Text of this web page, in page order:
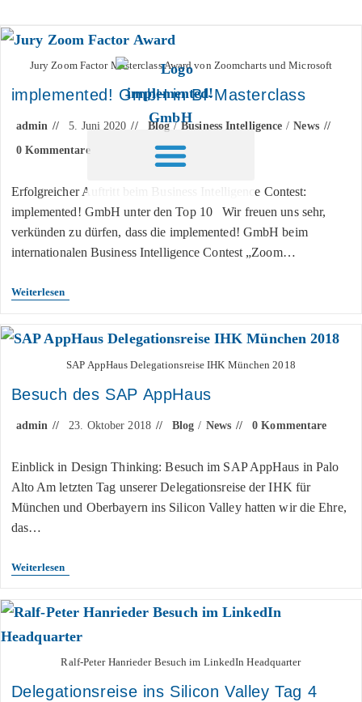
springen
Jury Zoom Factor Masterclass Award von Zoomcharts und Microsoft
implemented! GmbH in BI-Masterclass
admin 5. Juni 2020 Blog / Business Intelligence / News
0 Kommentare
Erfolgreicher Auftritt beim Business Intelligence Contest:
implemented! GmbH unter den Top 10 Wir freuen uns sehr,
verkünden zu dürfen, dass die implemented! GmbH beim
internationalen Business Intelligence Contest „Zoom…
Weiterlesen
SAP AppHaus Delegationsreise IHK München 2018
Besuch des SAP AppHaus
admin 23. Oktober 2018 Blog / News 0 Kommentare
Einblick in Design Thinking: Besuch im SAP AppHaus in Palo
Alto Am letzten Tag unserer Delegationsreise der IHK für
München und Oberbayern ins Silicon Valley hatten wir die Ehre,
das…
Weiterlesen
Ralf-Peter Hanrieder Besuch im LinkedIn Headquarter
Delegationsreise ins Silicon Valley Tag 4